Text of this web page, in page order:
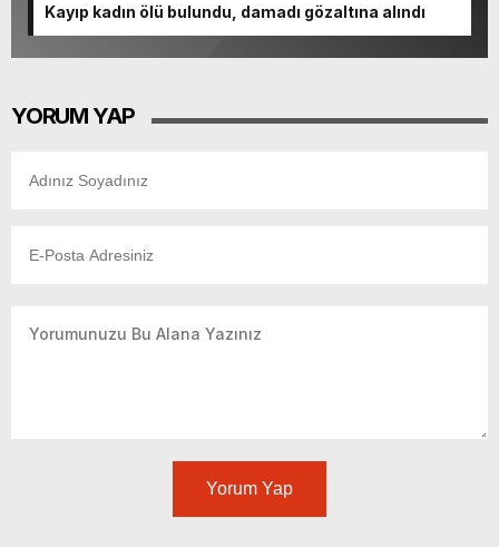
Kayıp kadın ölü bulundu, damadı gözaltına alındı
YORUM YAP
Yorum Yap